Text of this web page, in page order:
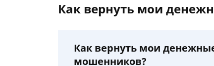
Как вернуть мои
Как вернуть мои
мошенников?